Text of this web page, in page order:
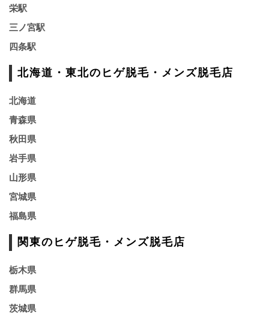
栄駅
三ノ宮駅
四条駅
北海道・東北のヒゲ脱毛・メンズ脱毛店
北海道
青森県
秋田県
岩手県
山形県
宮城県
福島県
関東のヒゲ脱毛・メンズ脱毛店
栃木県
群馬県
茨城県